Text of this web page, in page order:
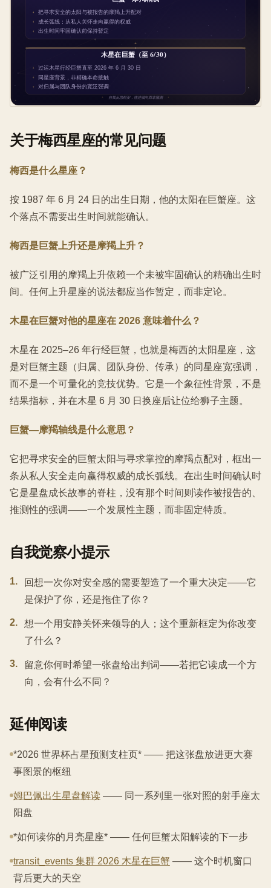
关于梅西星座的常见问题
梅西是什么星座？
按 1987 年 6 月 24 日的出生日期，他的太阳在巨蟹座。这
个落点不需要出生时间就能确认。
梅西是巨蟹上升还是摩羯上升？
被广泛引用的摩羯上升依赖一个未被牢固确认的精确出生时
间。任何上升星座的说法都应当作暂定，而非定论。
木星在巨蟹对他的星座在 2026 意味着什么？
木星在 2025–26 年行经巨蟹，也就是梅西的太阳星座，这
是对巨蟹主题（归属、团队身份、传承）的同星座宽强调，
而不是一个可量化的竞技优势。它是一个象征性背景，不是
结果指标，并在木星 6 月 30 日换座后让位给狮子主题。
巨蟹—摩羯轴线是什么意思？
它把寻求安全的巨蟹太阳与寻求掌控的摩羯点配对，框出一
条从私人安全走向赢得权威的成长弧线。在出生时间确认时
它是星盘成长故事的脊柱，没有那个时间则读作被报告的、
推测性的强调——一个发展性主题，而非固定特质。
自我觉察小提示
1.
回想一次你对安全感的需要塑造了一个重大决定——它
是保护了你，还是拖住了你？
2.
想一个用安静关怀来领导的人；这个重新框定为你改变
了什么？
3.
留意你何时希望一张盘给出判词——若把它读成一个方
向，会有什么不同？
延伸阅读
*2026 世界杯占星预测支柱页* —— 把这张盘放进更大赛
事图景的枢纽
姆巴佩出生星盘解读 —— 同一系列里一张对照的射手座太
阳盘
*如何读你的月亮星座* —— 任何巨蟹太阳解读的下一步
transit_events 集群 2026 木星在巨蟹 —— 这个时机窗口
背后更大的天空